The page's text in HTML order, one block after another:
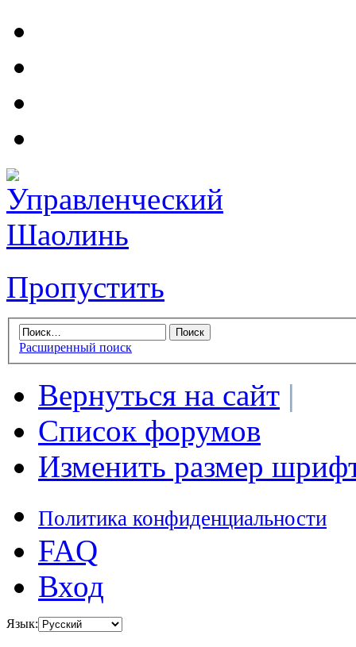
Пропустить
Расширенный поиск
Вернуться на сайт |
Список форумов
Изменить размер
Политика конфиденциальности
FAQ
Вход
Язык: